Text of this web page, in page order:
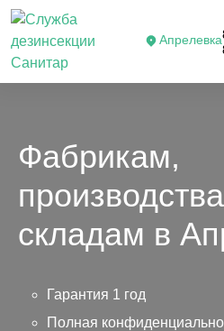
Апрелевка
Фабрикам,
складам в
Гарантия 1 год
Полная